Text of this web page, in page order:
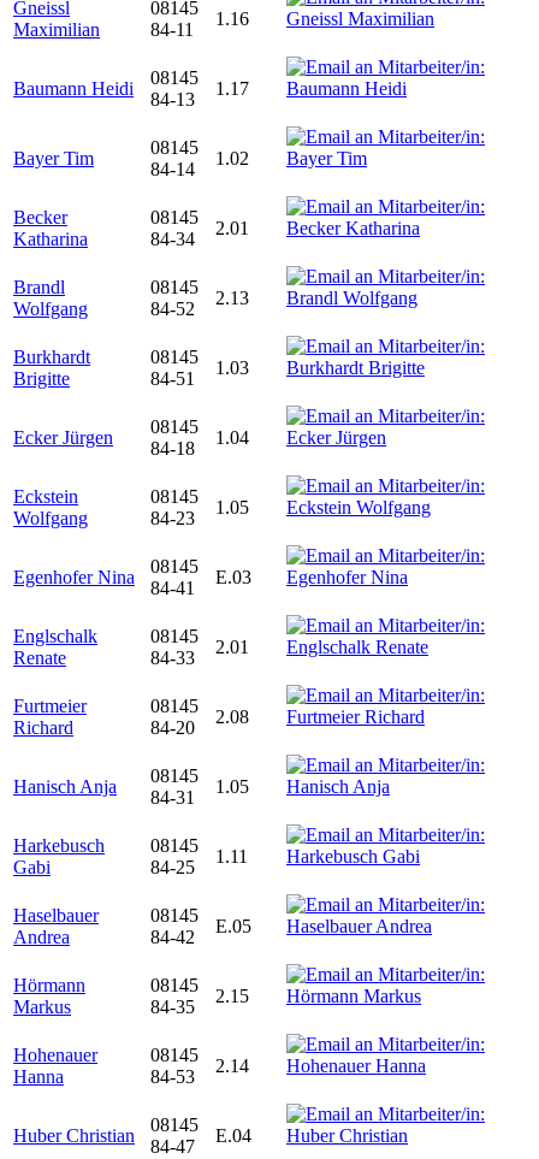
Gneissl
Maximilian
08145
84-11
1.16
Baumann Heidi
08145
84-13
1.17
Bayer Tim
08145
84-14
1.02
Becker
Katharina
08145
84-34
2.01
Brandl
Wolfgang
08145
84-52
2.13
Burkhardt
Brigitte
08145
84-51
1.03
Ecker Jürgen
08145
84-18
1.04
Eckstein
Wolfgang
08145
84-23
1.05
Egenhofer Nina
08145
84-41
E.03
Englschalk
Renate
08145
84-33
2.01
Furtmeier
Richard
08145
84-20
2.08
Hanisch Anja
08145
84-31
1.05
Harkebusch
Gabi
08145
84-25
1.11
Haselbauer
Andrea
08145
84-42
E.05
Hörmann
Markus
08145
84-35
2.15
Hohenauer
Hanna
08145
84-53
2.14
Huber Christian
08145
84-47
E.04